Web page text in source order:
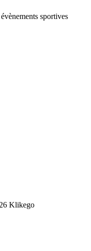
sportives
Klikego